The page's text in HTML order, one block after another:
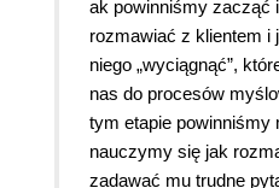
ak powinniśmy zacząć
rozmawiać z klientem i
niego „wyciągnąć”,
nas do procesów
tym etapie powinniśmy
nauczymy się jak
zadawać mu trudne